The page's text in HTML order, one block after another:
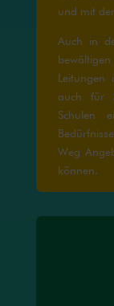
und mit
Auch in
auch für
Schulen
Weg
können.